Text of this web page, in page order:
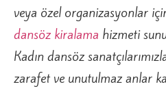
veya özel organizasyonlar
dansöz kiralama hizmeti
Kadın dansöz
zarafet ve unutulmaz anlar